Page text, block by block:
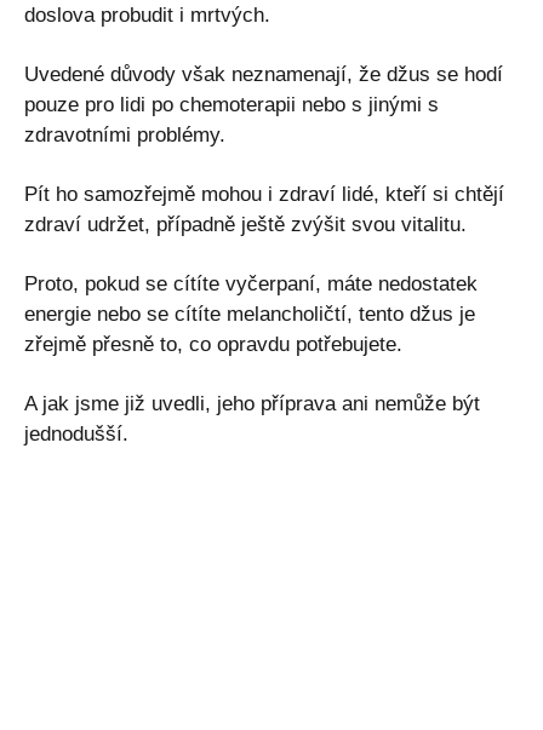
doslova probudit i mrtvých.
Uvedené důvody však neznamenají, že džus se hodí
pouze pro lidi po chemoterapii nebo s jinými s
zdravotními problémy.
Pít ho samozřejmě mohou i zdraví lidé, kteří si chtějí
zdraví udržet, případně ještě zvýšit svou vitalitu.
Proto, pokud se cítíte vyčerpaní, máte nedostatek
energie nebo se cítíte melancholičtí, tento džus je
zřejmě přesně to, co opravdu potřebujete.
A jak jsme již uvedli, jeho příprava ani nemůže být
jednodušší.